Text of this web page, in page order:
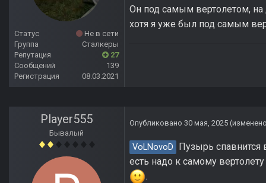
Статус
Не в сети
Группа
Сталкеры
Репутация
27
Сообщений
139
Регистрация
08.03.2021
Он под самым вертолетом, на
хотя я уже был под самым
Player555
Бывалый
Опубликовано 30 мая, 2025
VoLNovoD
Пузырь спавнится
есть надо к самому
.